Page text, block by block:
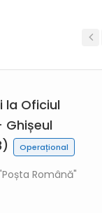
la Oficiul
Ghișeul
Operațional
Română"